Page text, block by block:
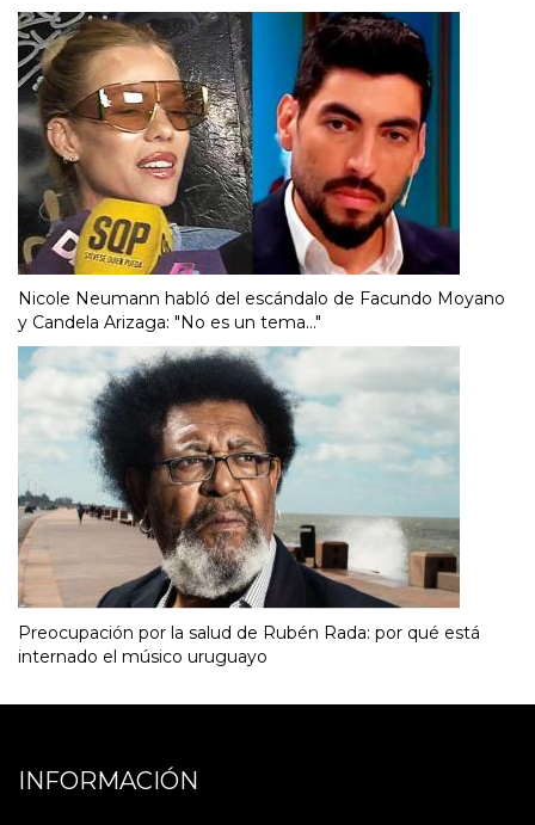
Nicole Neumann habló del escándalo de Facundo Moyano
y Candela Arizaga: "No es un tema..."
Preocupación por la salud de Rubén Rada: por qué está
internado el músico uruguayo
INFORMACIÓN